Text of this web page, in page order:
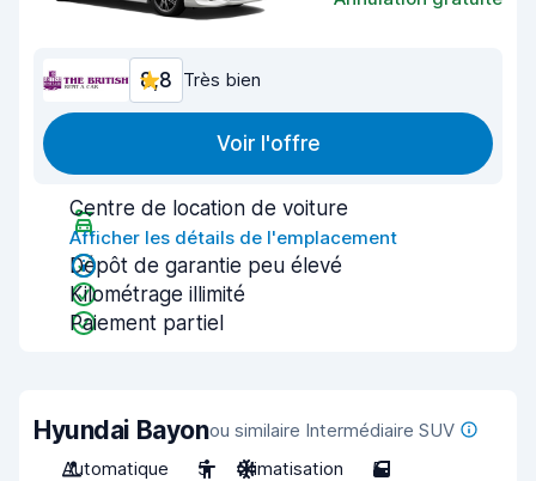
8,8 Très bien
Voir l'offre
Centre de location de voiture
Afficher les détails de l'emplacement
Dépôt de garantie peu élevé
Kilométrage illimité
Paiement partiel
Hyundai Bayonou similaire Intermédiaire SUV
Automatique
5 Climatisation 5